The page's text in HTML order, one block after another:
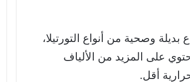
بديلة وصحية من أنواع التورتيلا،
على المزيد من الألياف
أقل.